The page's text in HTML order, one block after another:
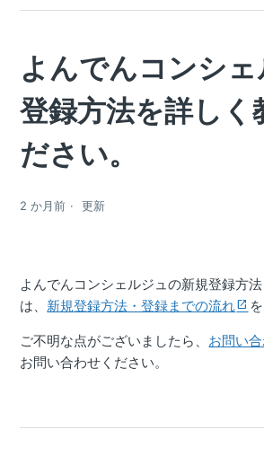
よんでんコンシ
登録方法を詳しく
ださい。
2 か月前 更新
よんでんコンシェルジュの新規登録方
は、 新規登録方法・登録までの流れ
ご不明な点がございましたら、 お問い
お問い合わせください。